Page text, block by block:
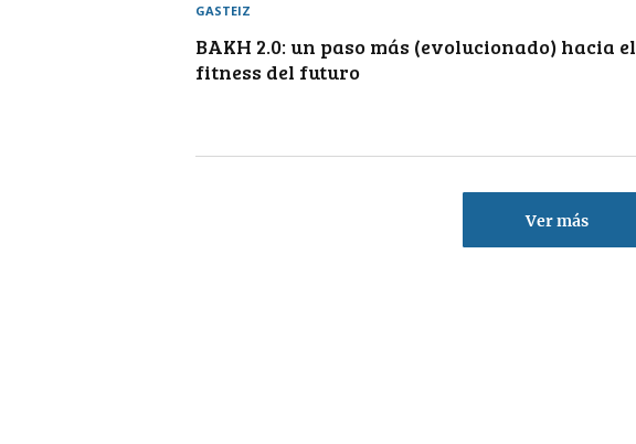
GASTEIZ
BAKH 2.0: un paso más (evolucionado) hacia el
fitness del futuro
Ver más